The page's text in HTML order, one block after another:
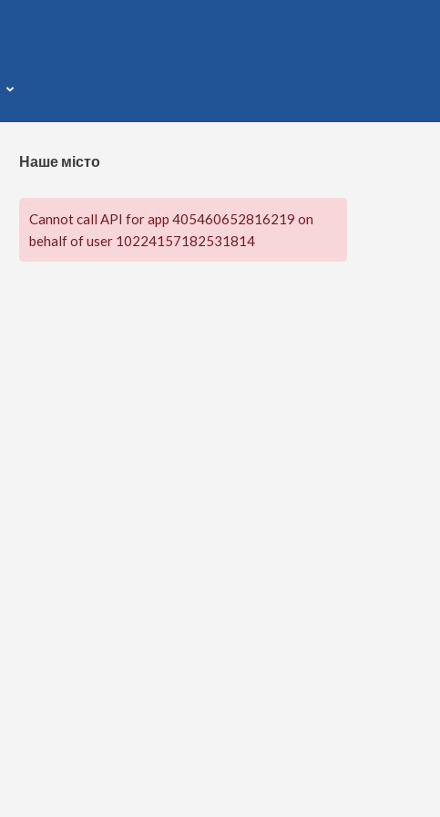
Наше місто
Cannot call API for app 405460652816219 on
behalf of user 10224157182531814